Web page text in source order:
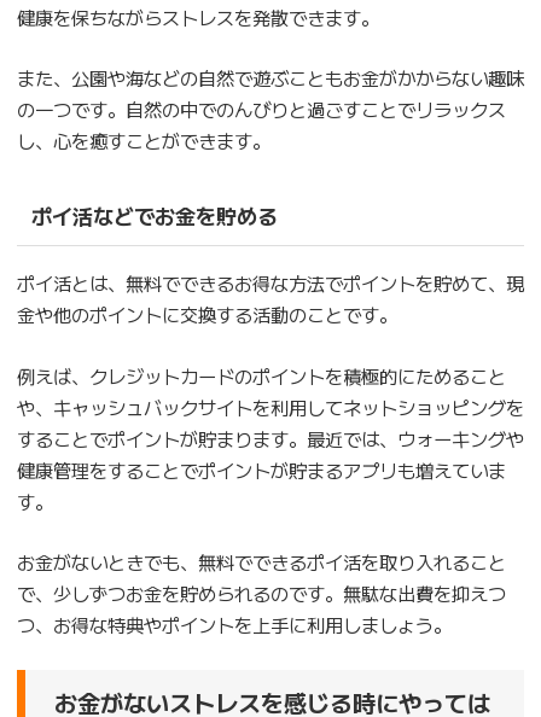
健康を保ちながらストレスを発散できます。
また、公園や海などの自然で遊ぶこともお金がかからない趣味
の一つです。自然の中でのんびりと過ごすことでリラックス
し、心を癒すことができます。
ポイ活などでお金を貯める
ポイ活とは、無料でできるお得な方法でポイントを貯めて、現
金や他のポイントに交換する活動のことです。
例えば、クレジットカードのポイントを積極的にためること
や、キャッシュバックサイトを利用してネットショッピングを
することでポイントが貯まります。最近では、ウォーキングや
健康管理をすることでポイントが貯まるアプリも増えていま
す。
お金がないときでも、無料でできるポイ活を取り入れること
で、少しずつお金を貯められるのです。無駄な出費を抑えつ
つ、お得な特典やポイントを上手に利用しましょう。
お金がないストレスを感じる時にやっては